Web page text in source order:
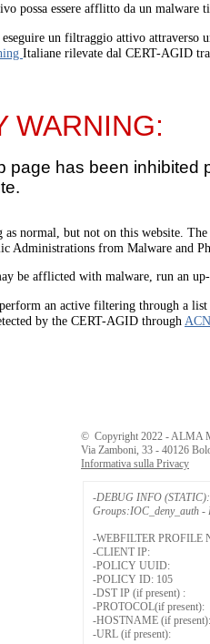
possa essere afflitto da un
un filtraggio attivo
Italiane rilevate dal CERT-AGID
WARNING:
page has been
as normal, but not on this website.
Administrations from Malware and
be afflicted with malware, run an
an active filtering through a
by the CERT-AGID through
© Copyright 2022 - ALMA
Via Zamboni, 33 - 40126
Informativa sulla Privacy
-DEBUG INFO (STATIC):
Groups:IOC_deny_auth -
-WEBFILTER PROFILE
-CLIENT IP:
-POLICY UUID:
-POLICY ID: 105
-DST IP (if present) :
-PROTOCOL(if present):
-HOSTNAME (if present):
-URL (if present):